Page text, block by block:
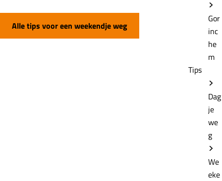
Gor
inc
he
m
Tips
Dag
je
we
g
We
eke
Alle tips voor een weekendje weg